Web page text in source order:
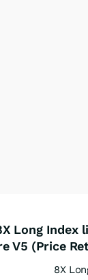
Long Index
V5 (Price
8X